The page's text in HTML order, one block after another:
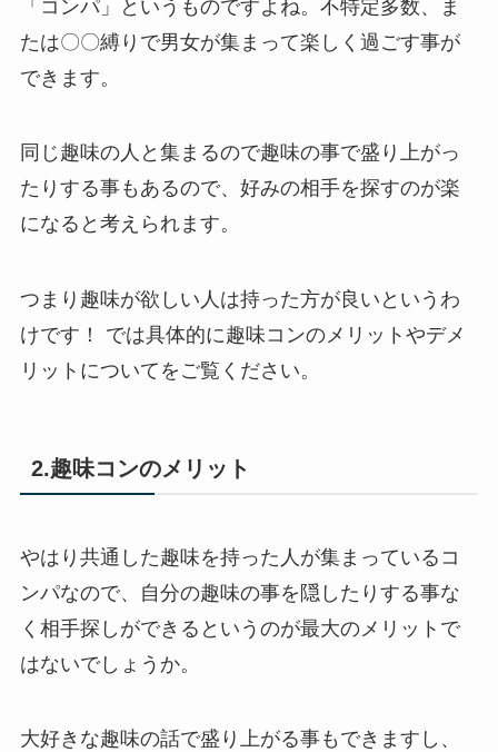
「コンパ」というものですよね。不特定多数、ま
たは〇〇縛りで男女が集まって楽しく過ごす事が
できます。
同じ趣味の人と集まるので趣味の事で盛り上がっ
たりする事もあるので、好みの相手を探すのが楽
になると考えられます。
つまり趣味が欲しい人は持った方が良いというわ
けです！ では具体的に趣味コンのメリットやデメ
リットについてをご覧ください。
2.趣味コンのメリット
やはり共通した趣味を持った人が集まっているコ
ンパなので、自分の趣味の事を隠したりする事な
く相手探しができるというのが最大のメリットで
はないでしょうか。
大好きな趣味の話で盛り上がる事もできますし、